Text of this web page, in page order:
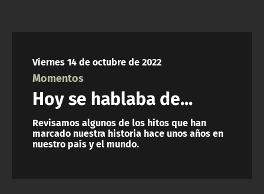
Viernes 14 de octubre de 2022
Momentos
Hoy se hablaba de...
Revisamos algunos de los hitos que han
marcado nuestra historia hace unos años en
nuestro país y el mundo.